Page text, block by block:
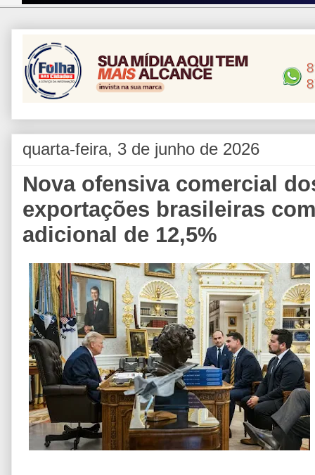
quarta-feira, 3 de junho de 2026
Nova ofensiva comercial
exportações brasileiras
adicional de 12,5%